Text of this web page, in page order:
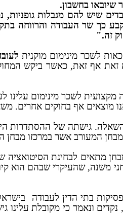
שיובאו בחשבון.
שיש להם מגבלות
לאו, אם קבע כך שר העבודה
זה."
לשכר מינימום מוקנית
לא זאת אף זאת, כאשר ביקש
לשכר מינימום
מוצאים אף בחוקים אחרים.
השאלה. גישתה של ההסתדרות
המעורב אשר במרכזו מבחן
מתאים לבחינת
משנה, שהעיקרי שבהם הוא
בתי הדין לעבודה
ונאמר כי מקובלת עלינו